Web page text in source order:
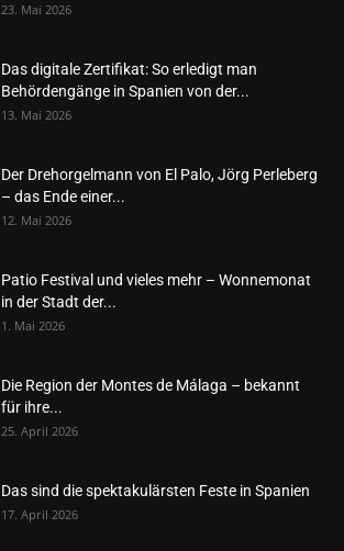
23. Mai 2026
Das digitale Zertifikat: So erledigt man
Behördengänge in Spanien von der...
13. Mai 2026
Der Drehorgelmann von El Palo, Jörg Perleberg
– das Ende einer...
12. Mai 2026
Patio Festival und vieles mehr – Wonnemonat
in der Stadt der...
1. Mai 2026
Die Region der Montes de Málaga – bekannt
für ihre...
25. April 2026
Das sind die spektakulärsten Feste in Spanien
17. April 2026